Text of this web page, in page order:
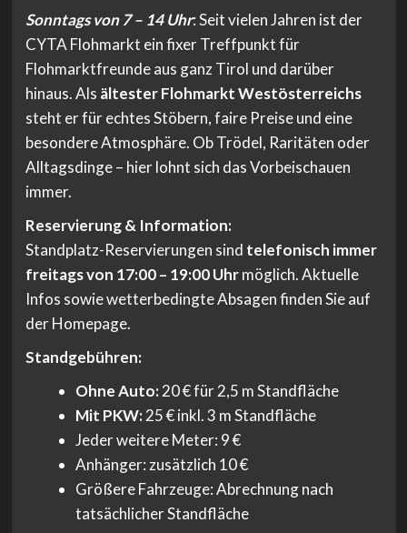
Sonntags von 7 – 14 Uhr: Seit vielen Jahren ist der
CYTA Flohmarkt ein fixer Treffpunkt für
Flohmarktfreunde aus ganz Tirol und darüber
hinaus. Als ältester Flohmarkt Westösterreichs
steht er für echtes Stöbern, faire Preise und eine
besondere Atmosphäre. Ob Trödel, Raritäten oder
Alltagsdinge – hier lohnt sich das Vorbeischauen
immer.
Reservierung & Information:
Standplatz-Reservierungen sind telefonisch immer
freitags von 17:00 – 19:00 Uhrmöglich. Aktuelle
Infos sowie wetterbedingte Absagen finden Sie auf
der Homepage.
Standgebühren:
Ohne Auto:20 € für 2,5 m Standfläche
Mit PKW:25 € inkl. 3 m Standfläche
Jeder weitere Meter: 9 €
Anhänger: zusätzlich 10 €
Größere Fahrzeuge: Abrechnung nach
tatsächlicher Standfläche